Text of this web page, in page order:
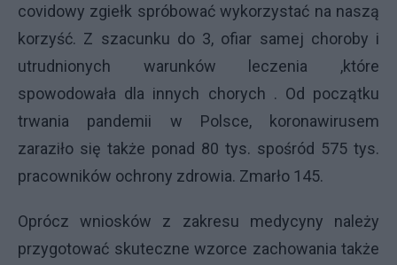
covidowy zgiełk spróbować wykorzystać na naszą
korzyść. Z szacunku do 3, ofiar samej choroby i
utrudnionych warunków leczenia ,które
spowodowała dla innych chorych . Od początku
trwania pandemii w Polsce, koronawirusem
zaraziło się także ponad 80 tys. spośród 575 tys.
pracowników ochrony zdrowia. Zmarło 145.
Oprócz wniosków z zakresu medycyny należy
przygotować skuteczne wzorce zachowania także